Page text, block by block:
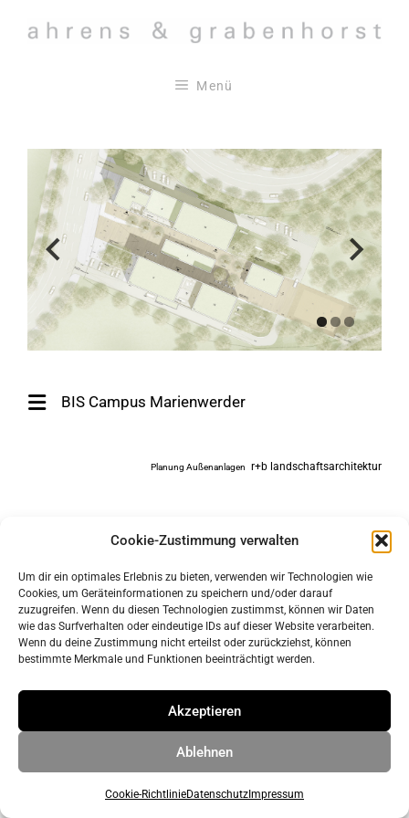
Cookie-Zustimmung verwalten
Um dir ein optimales Erlebnis zu bieten, verwenden wir Technologien wie
Cookies, um Geräteinformationen zu speichern und/oder darauf
zuzugreifen. Wenn du diesen Technologien zustimmst, können wir Daten
wie das Surfverhalten oder eindeutige IDs auf dieser Website verarbeiten.
Wenn du deine Zustimmung nicht erteilst oder zurückziehst, können
bestimmte Merkmale und Funktionen beeinträchtigt werden.
Akzeptieren
Ablehnen
Cookie-RichtlinieDatenschutz Impressum
Inhalt
Menü
BIS Campus Marienwerder
Planung Außenanlagen r+b landschaftsarchitektur
GmbB
• Erstellt mit